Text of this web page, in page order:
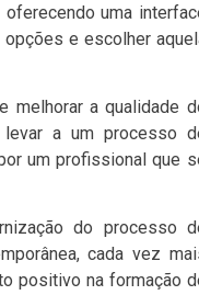
uma
e escolher
melhorar a qualidade
a um processo
um profissional que
do processo
cada vez
positivo na formação